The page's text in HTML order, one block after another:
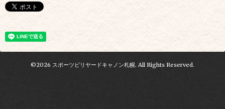
©2026 スポーツビリヤードキャノン札幌. All Rights Reserved.